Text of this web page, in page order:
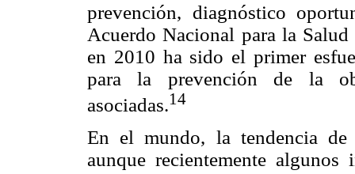
prevención, diagnóstico
Acuerdo Nacional para la
en 2010 ha sido el primer
para la prevención de la
asociadas.14
En el mundo, la tendencia de
aunque recientemente